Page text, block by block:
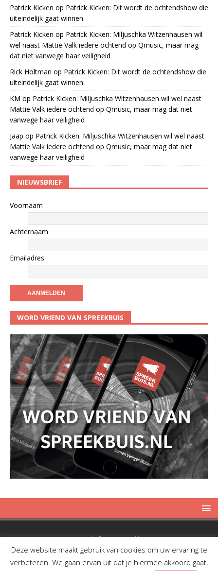
Patrick Kicken op Patrick Kicken: Dit wordt de ochtendshow die
uiteindelijk gaat winnen
Patrick Kicken op Patrick Kicken: Miljuschka Witzenhausen wil
wel naast Mattie Valk iedere ochtend op Qmusic, maar mag
dat niet vanwege haar veiligheid
Rick Holtman op Patrick Kicken: Dit wordt de ochtendshow die
uiteindelijk gaat winnen
KM op Patrick Kicken: Miljuschka Witzenhausen wil wel naast
Mattie Valk iedere ochtend op Qmusic, maar mag dat niet
vanwege haar veiligheid
Jaap op Patrick Kicken: Miljuschka Witzenhausen wil wel naast
Mattie Valk iedere ochtend op Qmusic, maar mag dat niet
vanwege haar veiligheid
NIEUWSBRIEF
Voornaam
Achternaam
Emailadres:
WORD VRIEND VAN SPREEKBUIS
Copyright © 2019 Spreekbuis
Deze website maakt gebruik van cookies om uw ervaring te
verbeteren. We gaan ervan uit dat je hiermee akkoord gaat,